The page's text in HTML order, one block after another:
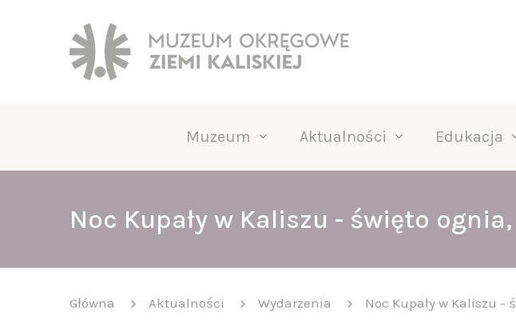
Muzeum Aktualności Edukacja
Noc Kupały w Kaliszu - święto
Główna Aktualności Wydarzenia Noc Kupały w Kaliszu -